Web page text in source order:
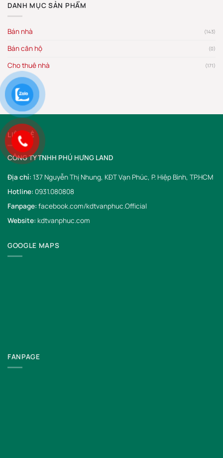
DANH MỤC SẢN PHẨM
Bán nhà (143)
Bán căn hộ (0)
Cho thuê nhà (171)
LIÊN HỆ
CÔNG TY TNHH PHÚ HƯNG LAND
Địa chỉ: 137 Nguyễn Thị Nhung, KĐT Vạn Phúc, P. Hiệp Bình, TP.HCM
Hotline: 0931.080808
Fanpage: facebook.com/kdtvanphuc.Official
Website: kdtvanphuc.com
GOOGLE MAPS
FANPAGE